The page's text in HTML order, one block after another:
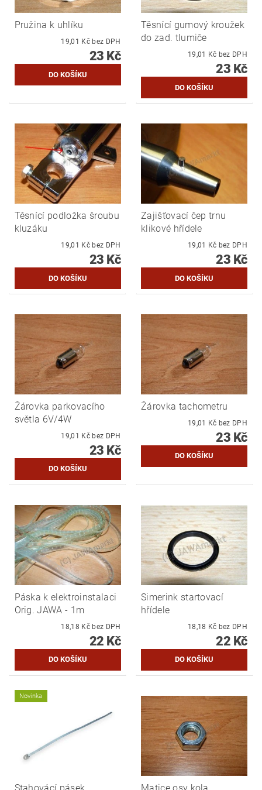
Pružina k uhlíku
19,01 Kč bez DPH
23 Kč
Těsnící gumový kroužek
do zad. tlumiče
19,01 Kč bez DPH
23 Kč
Těsnící podložka šroubu
kluzáku
19,01 Kč bez DPH
23 Kč
Zajišťovací čep trnu
klikové hřídele
19,01 Kč bez DPH
23 Kč
Žárovka parkovacího
světla 6V/4W
19,01 Kč bez DPH
23 Kč
Žárovka tachometru
19,01 Kč bez DPH
23 Kč
Páska k elektroinstalaci
Orig. JAWA - 1m
18,18 Kč bez DPH
22 Kč
Simerink startovací
hřídele
18,18 Kč bez DPH
22 Kč
Novinka
Stahovácí pásek Matice osy kola